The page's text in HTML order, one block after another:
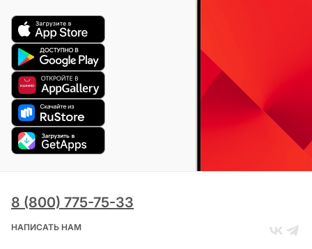
8 (800) 775-75-33
НАПИСАТЬ НАМ